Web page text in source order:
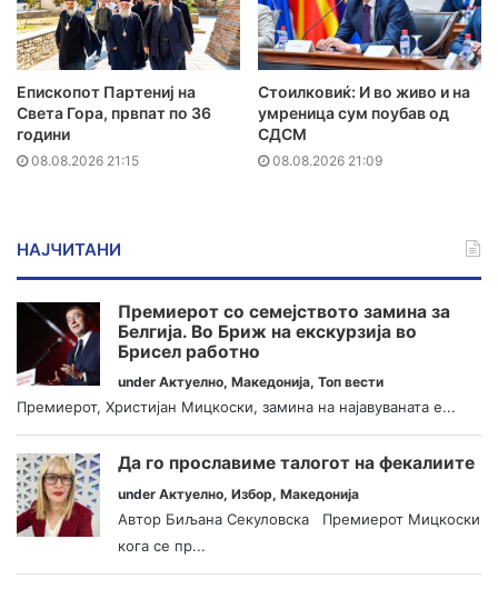
Епископот Партениј на
Света Гора, првпат по 36
години
08.08.2026 21:15
Стоилковиќ: И во живо и на
умреница сум поубав од
СДСМ
08.08.2026 21:09
НАЈЧИТАНИ
Премиерот со семејството замина за
Белгија. Во Бриж на екскурзија во
Брисел работно
under Актуелно, Македонија, Топ вести
Премиерот, Христијан Мицкоски, замина на најавуваната е...
Да го прославиме талогот на фекалиите
under Актуелно, Избор, Македонија
Автор Биљана Секуловска Премиерот Мицкоски
кога се пр...